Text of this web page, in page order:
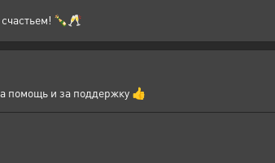
🍾🥂
помощь и за поддержку 👍